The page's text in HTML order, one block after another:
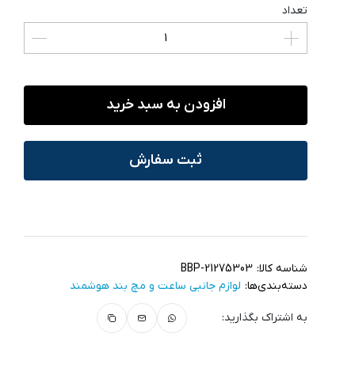
تعداد
افزودن به سبد خرید
ثبت سفارش
شناسه کالا: BBP-21275303
دسته‌بندی‌ها: لوازم جانبی ساعت و مچ بند هوشمند
به اشتراک بگذارید: